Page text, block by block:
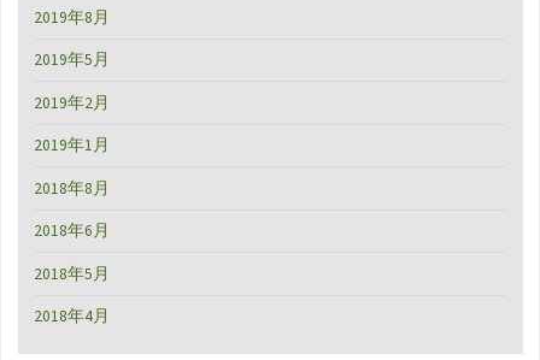
2019年8月
2019年5月
2019年2月
2019年1月
2018年8月
2018年6月
2018年5月
2018年4月